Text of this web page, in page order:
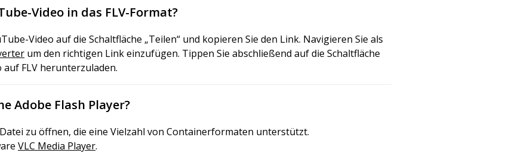
Video in das FLV-Format?
Video auf die Schaltfläche „Teilen“ und kopieren Sie den Link. Navigieren Sie als
um den richtigen Link einzufügen. Tippen Sie abschließend auf die Schaltfläche
auf FLV herunterzuladen.
Adobe Flash Player?
zu öffnen, die eine Vielzahl von Containerformaten unterstützt.
VLC Media Player.